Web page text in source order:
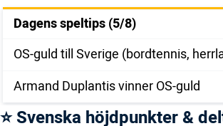
Dagens speltips (5/8)
OS-guld till Sverige (bordtennis,
Armand Duplantis vinner OS-guld
⭐ Svenska höjdpunkter &